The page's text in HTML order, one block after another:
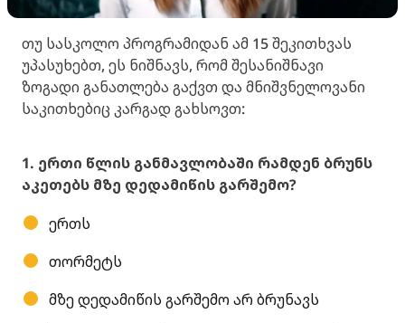
თუ სასკოლო პროგრამიდან ამ 15 შეკითხვას
უპასუხებთ, ეს ნიშნავს, რომ შესანიშნავი
ზოგადი განათლება გაქვთ და მნიშვნელოვანი
საკითხებიც კარგად გახსოვთ:
1. ერთი წლის განმავლობაში რამდენ ბრუნს
აკეთებს მზე დედამიწის გარშემო?
ერთს
თორმეტს
მზე დედამიწის გარშემო არ ბრუნავს